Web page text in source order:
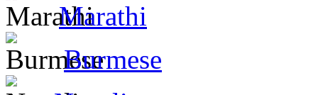
Marathi
Burmese